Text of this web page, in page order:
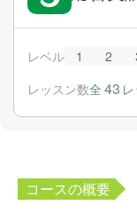
レベル 1 2
レッスン数全 43
コースの概要